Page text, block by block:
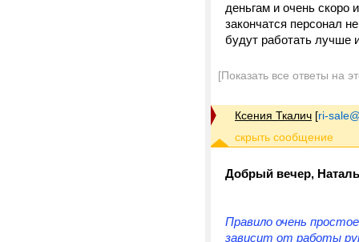
деньгам и очень скоро
закончатся персонал
будут работать лучше
[Показать все ответы на
Ксения Ткалич [ri-
Добрый вечер,
Правило очень
зависит от работы